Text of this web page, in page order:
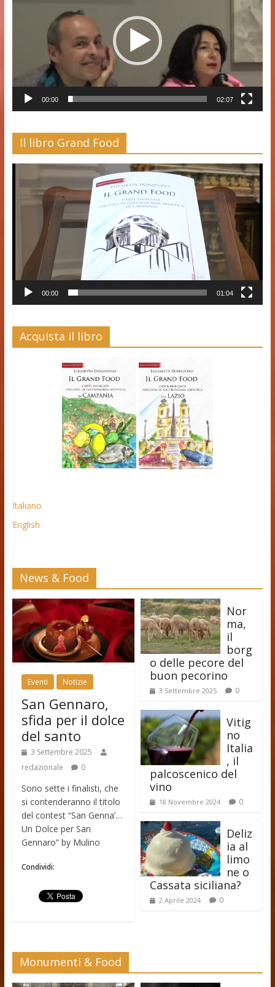
00:00 02:07
Il libro Grand Food
00:00 01:04
Acquista il libro
Italiano
English
News & Food
Eventi Notizie
San Gennaro,
sfida per il dolce
del santo
3 Settembre 2025
redazionale
0
Sono sette i finalisti, che
si contenderanno il titolo
del contest “San Genna’…
Un Dolce per San
Gennaro” by Mulino
Condividi:
Nor
ma,
il
borg
o delle pecore del
buon pecorino
3 Settembre 2025 0
Vitig
no
Italia
, il
palcoscenico del
vino
18 Novembre 2024 0
Deliz
ia al
limo
ne o
Cassata siciliana?
2 Aprile 2024 0
Monumenti & Food